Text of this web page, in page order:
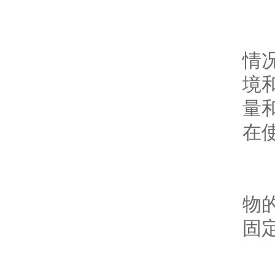
情
境
量
在
物
固